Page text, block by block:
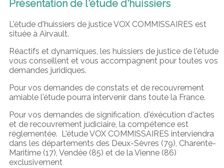
Présentation de l'étude d'huissiers
L'étude d'huissiers de justice VOX COMMISSAIRES est
située à Airvault.
Réactifs et dynamiques, les huissiers de justice de l'étude
vous conseillent et vous accompagnent pour toutes vos
demandes juridiques.
Pour vos demandes de constats et de recouvrement
amiable l'étude pourra intervenir dans toute la France.
Pour vos demandes de signification, d'éxécution d'actes
et de recouvrement judiciaire, la compétence est
réglementée. L'étude VOX COMMISSAIRES interviendra
dans les départements des Deux-Sèvres (79), Charente-
Maritime (17), Vendée (85) et de la Vienne (86)
exclusivement